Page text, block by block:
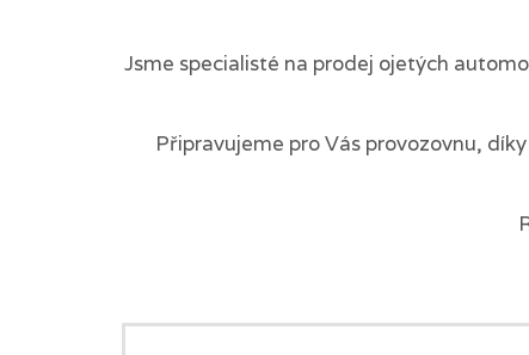
Jsme specialisté na prodej ojetých
Připravujeme pro Vás provozovnu,